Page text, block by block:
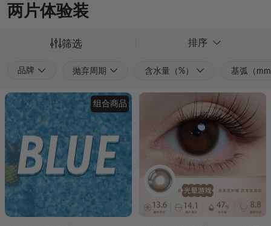
两片体验装
筛选 排序
品牌 抛弃周期 含水量（%） 基弧（
组合商品